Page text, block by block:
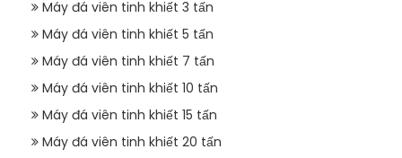
Máy đá viên tinh khiết 3 tấn
Máy đá viên tinh khiết 5 tấn
Máy đá viên tinh khiết 7 tấn
Máy đá viên tinh khiết 10 tấn
Máy đá viên tinh khiết 15 tấn
Máy đá viên tinh khiết 20 tấn